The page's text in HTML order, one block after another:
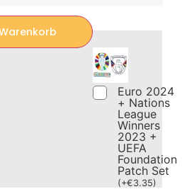
Euro 2024
+ Nations
League
Winners
2023 +
UEFA
Foundation
Patch Set
(+€3.35)